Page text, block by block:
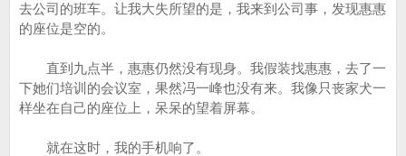
去公司的班车。让我大失所望的是，我来到公司事，发现惠惠
的座位是空的。
直到九点半，惠惠仍然没有现身。我假装找惠惠，去了一
下她们培训的会议室，果然冯一峰也没有来。我像只丧家犬一
样坐在自己的座位上，呆呆的望着屏幕。
就在这时，我的手机响了。